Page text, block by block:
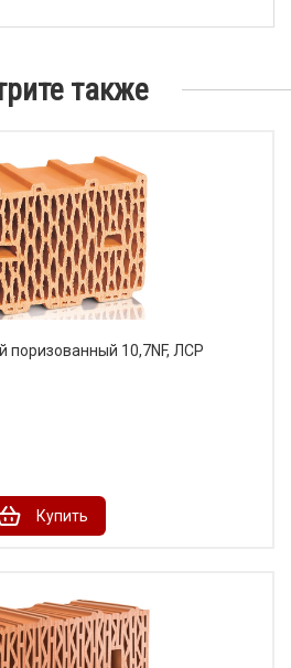
также
поризованный 10,7NF, ЛСР
Купить